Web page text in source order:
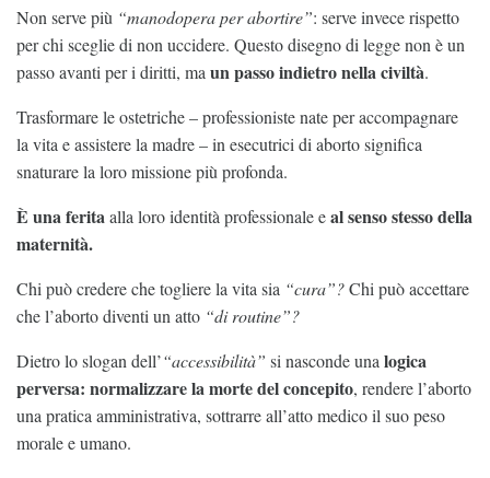
Non serve più “manodopera per abortire”: serve invece rispetto
per chi sceglie di non uccidere. Questo disegno di legge non è un
passo avanti per i diritti, ma un passo indietro nella civiltà.
Trasformare le ostetriche – professioniste nate per accompagnare
la vita e assistere la madre – in esecutrici di aborto significa
snaturare la loro missione più profonda.
È una feritaalla loro identità professionale eal senso stesso della
maternità.
Chi può credere che togliere la vita sia “cura”?Chi può accettare
che l’aborto diventi un atto “di routine”?
Dietro lo slogan dell’“accessibilità” si nasconde una logica
perversa: normalizzare la morte del concepito, rendere l’aborto
una pratica amministrativa, sottrarre all’atto medico il suo peso
morale e umano.